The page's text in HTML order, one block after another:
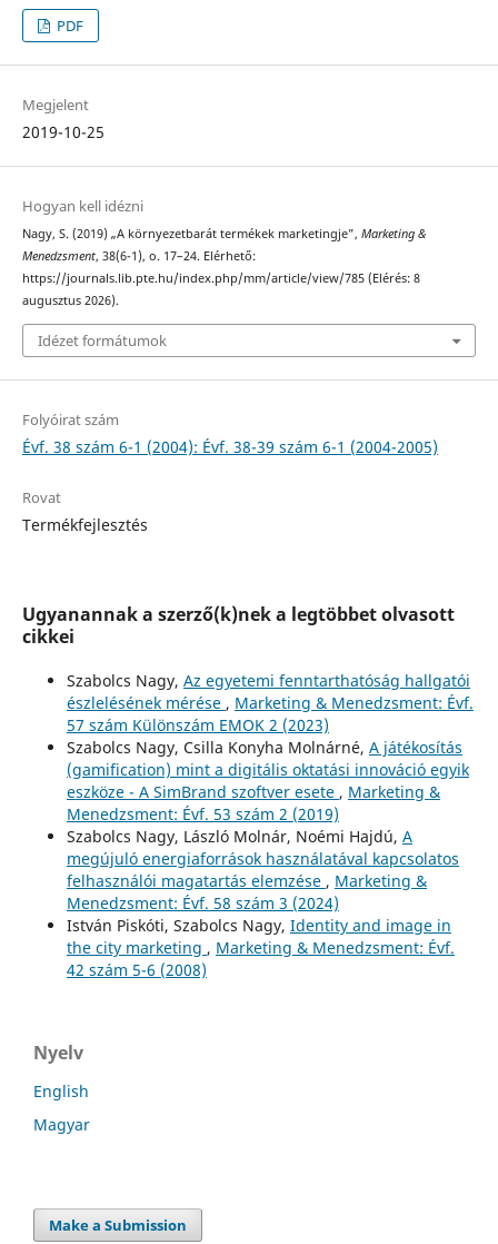
PDF
Megjelent
2019-10-25
Hogyan kell idézni
Nagy, S. (2019) „A környezetbarát termékek marketingje”, Marketing &
Menedzsment, 38(6-1), o. 17–24. Elérhető:
https://journals.lib.pte.hu/index.php/mm/article/view/785 (Elérés: 8
augusztus 2026).
Idézet formátumok
Folyóirat szám
Évf. 38 szám 6-1 (2004): Évf. 38-39 szám 6-1 (2004-2005)
Rovat
Termékfejlesztés
Ugyanannak a szerző(k)nek a legtöbbet olvasott
cikkei
Szabolcs Nagy, Az egyetemi fenntarthatóság hallgatói
észlelésének mérése , Marketing & Menedzsment: Évf.
57 szám Különszám EMOK 2 (2023)
Szabolcs Nagy, Csilla Konyha Molnárné, A játékosítás
(gamification) mint a digitális oktatási innováció egyik
eszköze - A SimBrand szoftver esete , Marketing &
Menedzsment: Évf. 53 szám 2 (2019)
Szabolcs Nagy, László Molnár, Noémi Hajdú, A
megújuló energiaforrások használatával kapcsolatos
felhasználói magatartás elemzése , Marketing &
Menedzsment: Évf. 58 szám 3 (2024)
István Piskóti, Szabolcs Nagy, Identity and image in
the city marketing , Marketing & Menedzsment: Évf.
42 szám 5-6 (2008)
Nyelv
English
Magyar
Make a Submission